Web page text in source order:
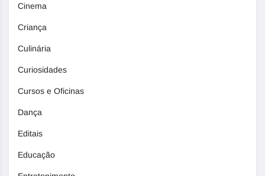
Cinema
Criança
Culinária
Curiosidades
Cursos e Oficinas
Dança
Editais
Educação